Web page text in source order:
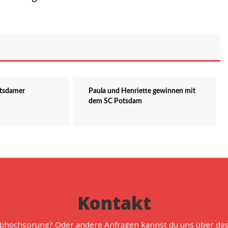
Paula und Henriette gewinnen mit
dem SC Potsdam
Kontakt
Oder andere Anfragen kannst du uns über